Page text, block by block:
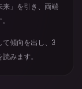
来」を引き、両端
て傾向を出し、3
みます。